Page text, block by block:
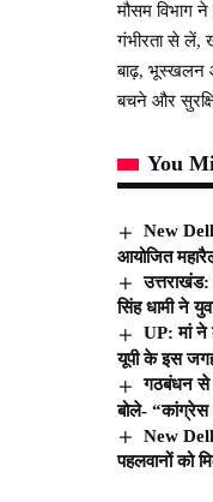
मौसम विभाग
गंभीरता से लें,
बाढ़, भूस्खलन
बचने और
You
New
आयोजित
सिंह धामी ने
UP: मां ने
यूपी के इस
गठबंधन से
बोले- “कांग्रेस
New
पहलवानों को